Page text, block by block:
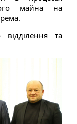
майна на
відділення та